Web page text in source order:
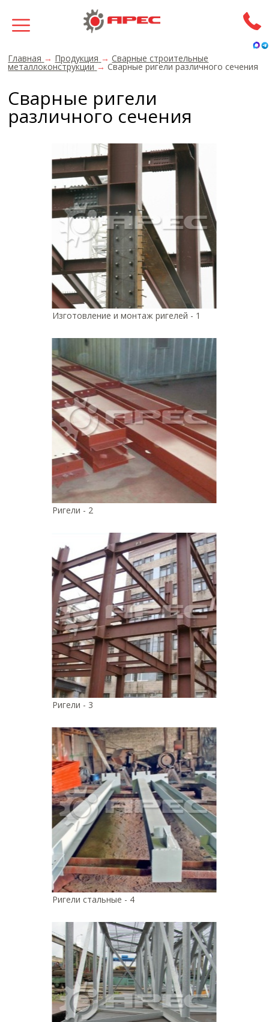
Главная → Продукция → Сварные строительные
металлоконструкции → Сварные ригели различного сечения
Сварные ригели
различного сечения
Изготовление и монтаж ригелей - 1
Ригели - 2
Ригели - 3
Ригели стальные - 4